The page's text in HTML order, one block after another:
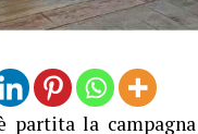
partita la